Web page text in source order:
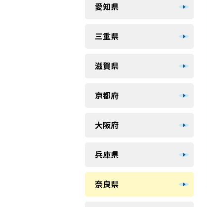
愛知県
三重県
滋賀県
京都府
大阪府
兵庫県
奈良県